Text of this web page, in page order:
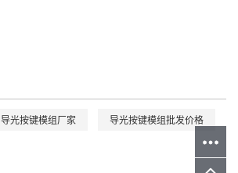
导光按键模组厂家
导光按键模组批发价格